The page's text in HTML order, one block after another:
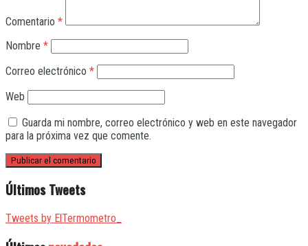
Comentario *
Nombre *
Correo electrónico *
Web
Guarda mi nombre, correo electrónico y web en este navegador
para la próxima vez que comente.
Últimos Tweets
Tweets by ElTermometro_